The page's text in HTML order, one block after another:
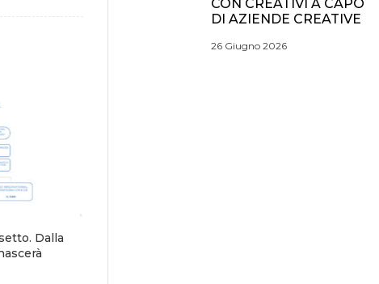
Dalla
CON CREATIVI A CAPO
DI AZIENDE CREATIVE
26 Giugno 2026